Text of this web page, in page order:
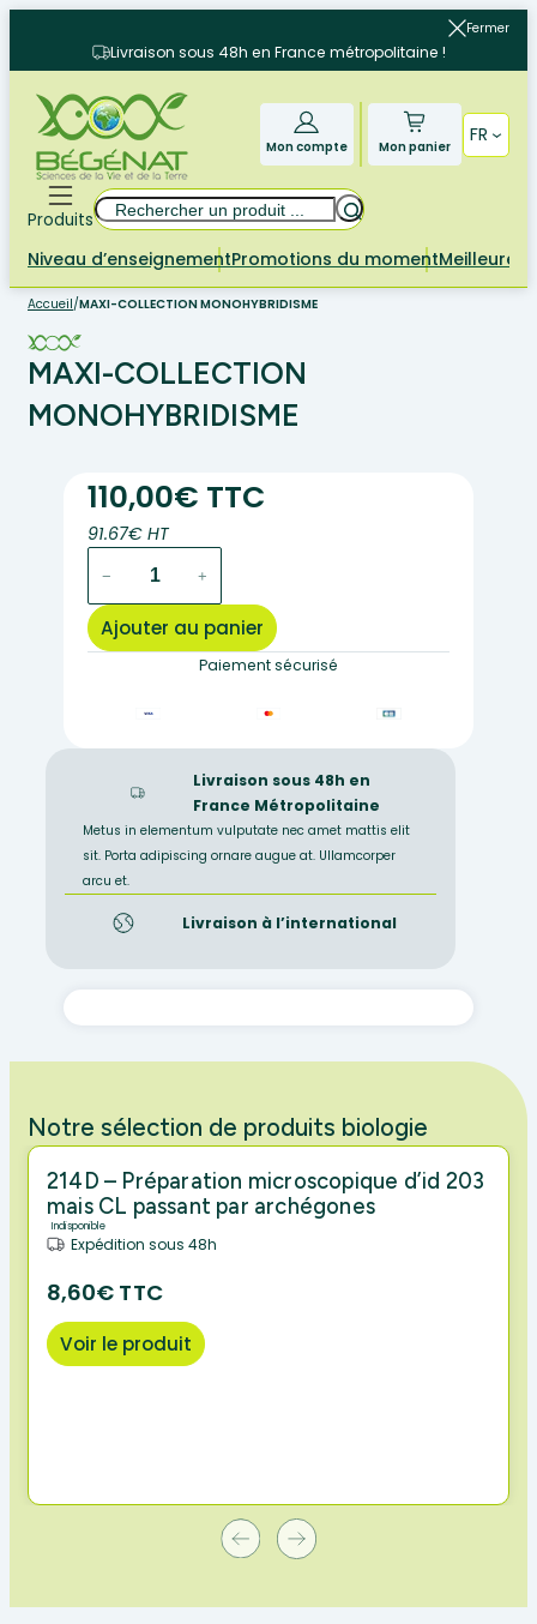
contenu
Fermer
Livraison sous 48h en France métropolitaine !
Mon compte Mon panier
FR
Produits
Rechercher
Niveau d’enseignementPromotions du momentMeilleures
Accueil/MAXI-COLLECTION MONOHYBRIDISME
MAXI-COLLECTION
MONOHYBRIDISME
110,00€ TTC
91.67€ HT
MAXI-
COLLECTION
MONOHYBRIDISME
− +
Ajouter au panier
Paiement sécurisé
Livraison sous 48h en
France Métropolitaine
Metus in elementum vulputate nec amet mattis elit
sit. Porta adipiscing ornare augue at. Ullamcorper
arcu et.
Livraison à l’international
Notre sélection de produits biologie
214D – Préparation microscopique d’id 203
mais CL passant par archégones
Indisponible
Expédition sous 48h
8,60€ TTC
Voir le produit